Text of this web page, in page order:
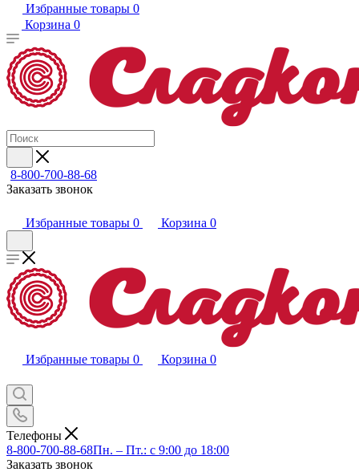
Избранные товары 0
Корзина 0
8-800-700-88-68
Заказать звонок
Избранные товары 0 Корзина 0
Избранные товары 0 Корзина 0
Телефоны
8-800-700-88-68Пн. – Пт.: с 9:00 до 18:00
Заказать звонок